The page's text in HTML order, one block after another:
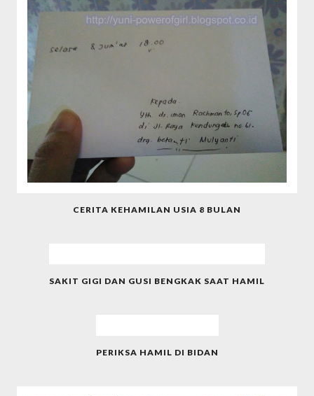
CERITA KEHAMILAN USIA 8 BULAN
SAKIT GIGI DAN GUSI BENGKAK SAAT HAMIL
PERIKSA HAMIL DI BIDAN